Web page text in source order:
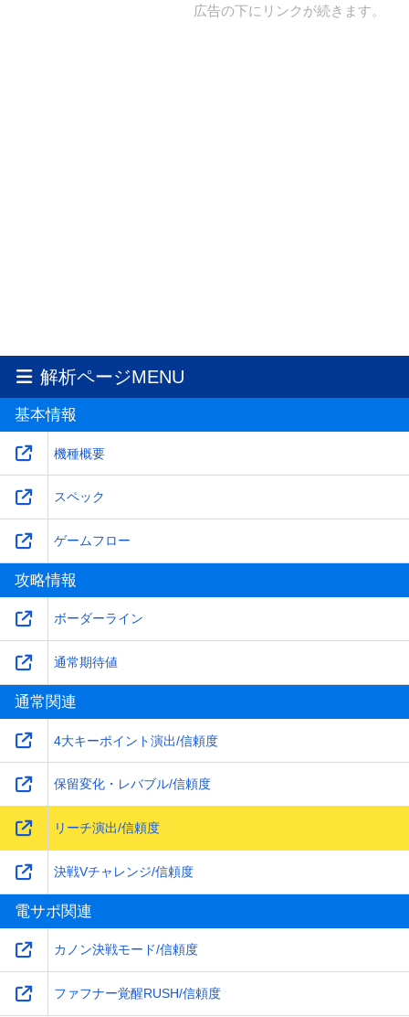
広告の下にリンクが続きます。
解析ページMENU
基本情報
機種概要
スペック
ゲームフロー
攻略情報
ボーダーライン
通常期待値
通常関連
4大キーポイント演出/信頼度
保留変化・レバブル/信頼度
リーチ演出/信頼度
決戦Vチャレンジ/信頼度
電サポ関連
カノン決戦モード/信頼度
ファフナー覚醒RUSH/信頼度